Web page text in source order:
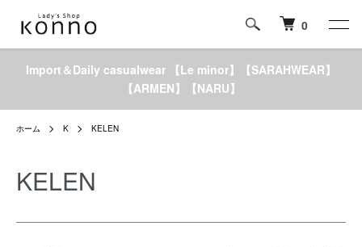
0
Import＆Daily casualwear 【Le minor】【SARAHWEAR】
【ARMEN】【NARU】
ホーム K KELEN
KELEN